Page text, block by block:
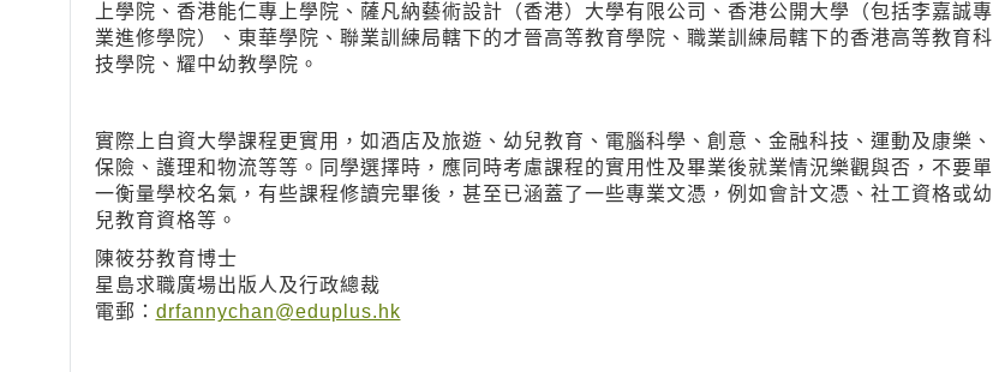
上學院、香港能仁專上學院、薩凡納藝術設計（香港）大學有限公司、香港公開大學（包括李嘉誠專
業進修學院）、東華學院、聯業訓練局轄下的才晉高等教育學院、職業訓練局轄下的香港高等教育科
技學院、耀中幼教學院。
實際上自資大學課程更實用，如酒店及旅遊、幼兒教育、電腦科學、創意、金融科技、運動及康樂、
保險、護理和物流等等。同學選擇時，應同時考慮課程的實用性及畢業後就業情況樂觀與否，不要單
一衡量學校名氣，有些課程修讀完畢後，甚至已涵蓋了一些專業文憑，例如會計文憑、社工資格或幼
兒教育資格等。
陳筱芬教育博士
星島求職廣場出版人及行政總裁
電郵： drfannychan@eduplus.hk